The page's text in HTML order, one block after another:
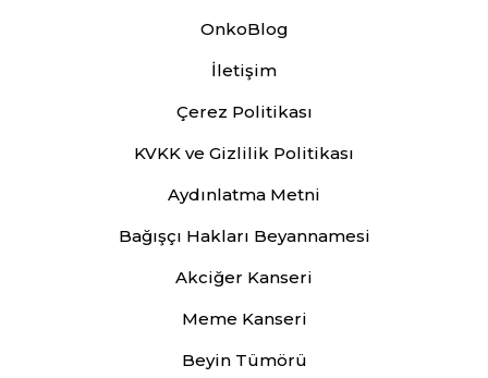
OnkoBlog
İletişim
Çerez Politikası
KVKK ve Gizlilik Politikası
Aydınlatma Metni
Bağışçı Hakları Beyannamesi
Akciğer Kanseri
Meme Kanseri
Beyin Tümörü